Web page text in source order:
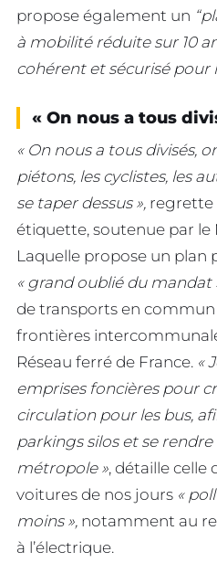
propose également un
à mobilité réduite sur 10
cohérent et sécurisé pour
« On nous a tous
« On nous a tous divisés,
piétons, les cyclistes, les
se taper dessus », regrette
étiquette, soutenue par le
Laquelle propose un plan
« grand oublié du mandat
de transports en commun
frontières
Réseau ferré de France. «
emprises foncières pour
circulation pour les bus,
parkings silos et se
métropole », détaille celle
voitures de nos jours «
moins », notamment au
à l’électrique.